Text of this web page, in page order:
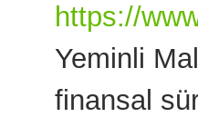
https://
Yeminli
finansal